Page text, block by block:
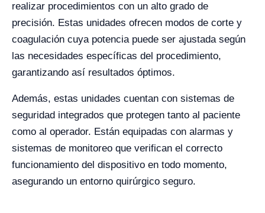
realizar procedimientos con un alto grado de
precisión. Estas unidades ofrecen modos de corte y
coagulación cuya potencia puede ser ajustada según
las necesidades específicas del procedimiento,
garantizando así resultados óptimos.
Además, estas unidades cuentan con sistemas de
seguridad integrados que protegen tanto al paciente
como al operador. Están equipadas con alarmas y
sistemas de monitoreo que verifican el correcto
funcionamiento del dispositivo en todo momento,
asegurando un entorno quirúrgico seguro.